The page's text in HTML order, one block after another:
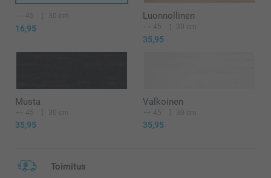
45 30 cm
16,95
Luonnollinen
45 30 cm
35,95
Musta
45 30 cm
35,95
Valkoinen
45 30 cm
35,95
Toimitus